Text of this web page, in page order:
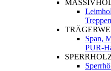
Span,
PUR-